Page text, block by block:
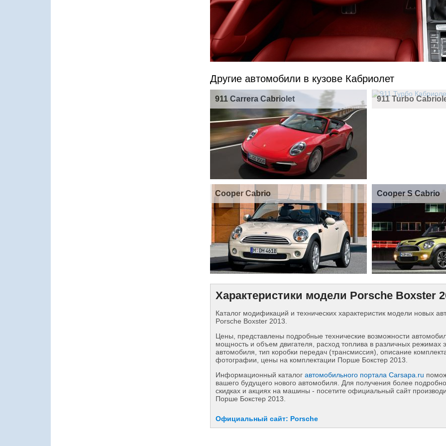
Другие автомобили в кузове Кабриолет
911 Carrera Cabriolet 911 Turbo
Cooper Cabrio Cooper S Cabrio
Характеристики модели Porsche Boxster
Каталог модификаций и технических характеристик модели новых
Porsche Boxster 2013.
Цены, представлены подробные технические возможности
мощность и объем двигателя, расход топлива в различных режимах
автомобиля, тип коробки передач (трансмиссия), описание
фотографии, цены на комплектации Порше Бокстер 2013.
Информационный каталог автомобильного портала Carsapa.ru
вашего будущего нового автомобиля. Для получения более
скидках и акциях на машины - посетите официальный сайт
Порше Бокстер 2013.
Официальный сайт: Porsche